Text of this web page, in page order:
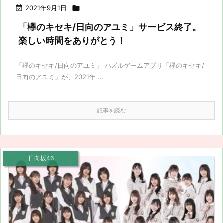
 2021年9月1日 
「欅のキセキ/日向のアユミ」サービス終了。
楽しい時間をありがとう！
「欅のキセキ/日向のアユミ」 パズルゲームアプリ「欅のキセキ/
日向のアユミ」が、2021年 ...
記事を読む
日向坂46